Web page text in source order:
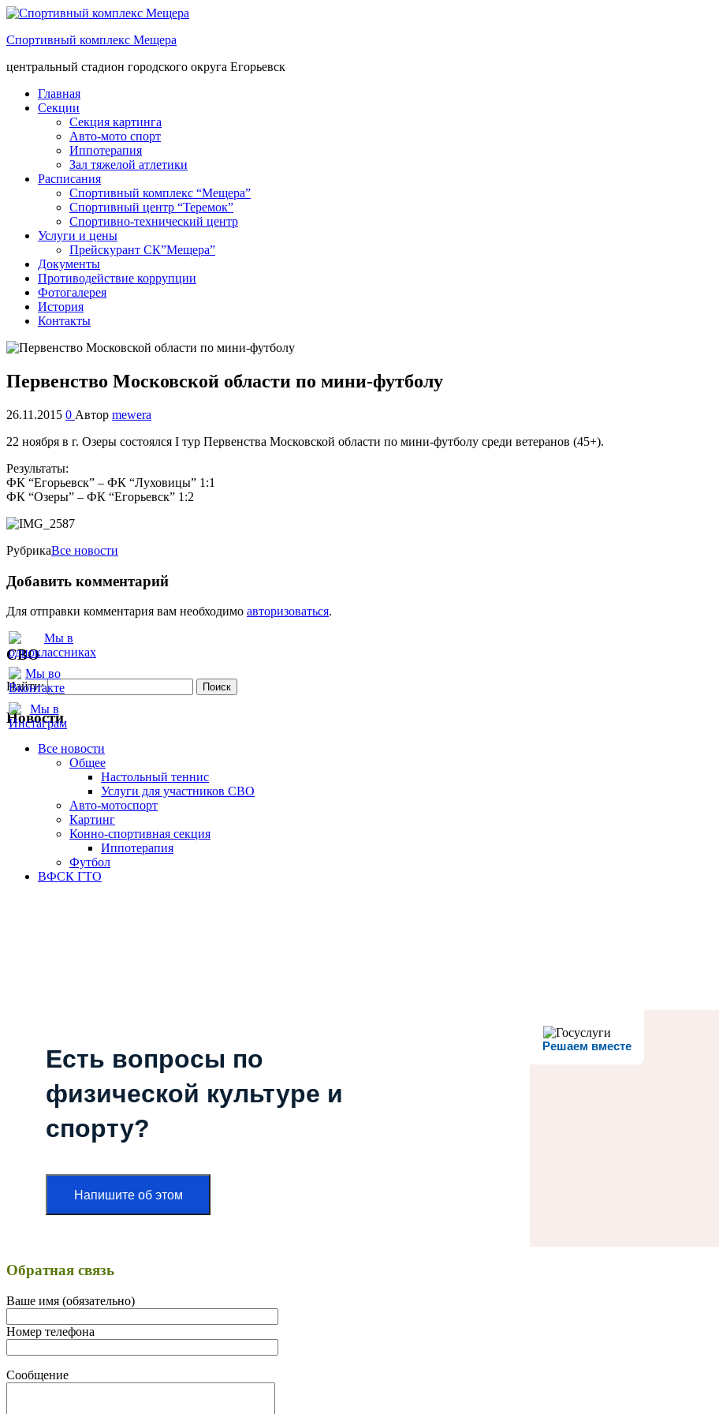
Спортивный комплекс Мещера
центральный стадион городского округа Егорьевск
Главная
Секции
Секция картинга
Авто-мото спорт
Иппотерапия
Зал тяжелой атлетики
Расписания
Спортивный комплекс “Мещера”
Спортивный центр “Теремок”
Спортивно-технический центр
Услуги и цены
Прейскурант СК”Мещера”
Документы
Противодействие коррупции
Фотогалерея
История
Контакты
Первенство Московской области по мини-футболу
26.11.2015 0 Автор mewera
22 ноября в г. Озеры состоялся I тур Первенства Московской области по мини-футболу среди ветеранов (45+).
Результаты:
ФК “Егорьевск” – ФК “Луховицы” 1:1
ФК “Озеры” – ФК “Егорьевск” 1:2
РубрикаВсе новости
Добавить комментарий
Для отправки комментария вам необходимо авторизоваться.
СВО
Найти:
Новости
Все новости
Oбщее
Настольный теннис
Услуги для участников СВО
Авто-мотоспорт
Картинг
Конно-спортивная секция
Иппотерапия
Футбол
ВФСК ГТО
Решаем вместе
Есть вопросы по
физической культуре и
спорту?
Напишите об этом
Обратная связь
Ваше имя (обязательно)
Номер телефона
Сообщение